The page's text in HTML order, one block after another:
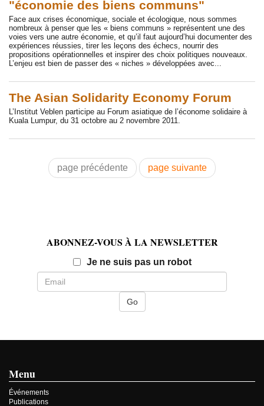
"économie des biens communs"
Face aux crises économique, sociale et écologique, nous sommes
nombreux à penser que les « biens communs » représentent une des
voies vers une autre économie, et qu’il faut aujourd’hui documenter des
expériences réussies, tirer les leçons des échecs, nourrir des
propositions opérationnelles et inspirer des choix politiques nouveaux.
L’enjeu est bien de passer des « niches » développées avec...
The Asian Solidarity Economy Forum
L’Institut Veblen participe au Forum asiatique de l’économe solidaire à
Kuala Lumpur, du 31 octobre au 2 novembre 2011.
page précédente page suivante
ABONNEZ-VOUS À LA NEWSLETTER
Je ne suis pas un robotEmail
Menu
Événements
Publications